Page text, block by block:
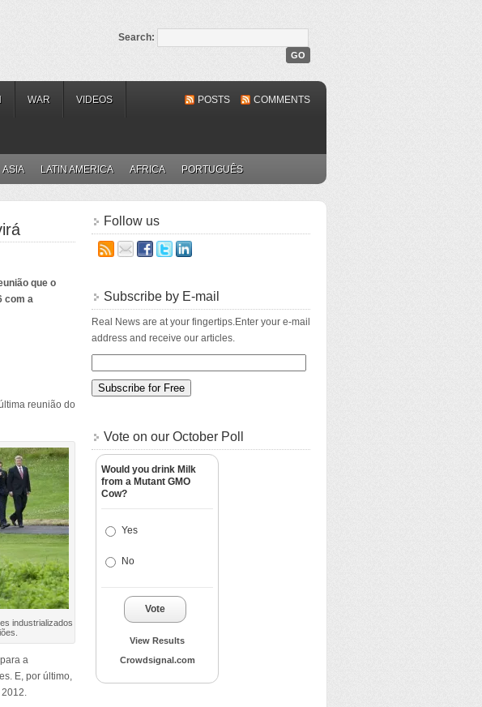
Search:
WAR VIDEOS POSTS COMMENTS
ASIA LATIN AMERICA AFRICA PORTUGUÊS
que o
com a
reunião do
industrializados
a
E, por último,
Follow us
Subscribe by E-mail
Real News are at your fingertips.Enter your e-mail
address and receive our articles.
Vote on our October Poll
Would you drink Milk
from a Mutant GMO
Cow?
Yes
No
Vote
View Results
Crowdsignal.com